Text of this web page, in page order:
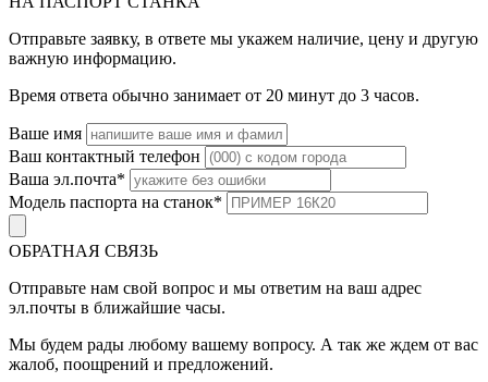
Отправьте заявку, в ответе мы укажем наличие, цену и другую
важную информацию.
Время ответа обычно занимает от 20 минут до 3 часов.
Ваше имя
Ваш контактный телефон
Ваша эл.почта*
Модель паспорта на станок*
ОБРАТНАЯ СВЯЗЬ
Отправьте нам свой вопрос и мы ответим на ваш адрес
эл.почты в ближайшие часы.
Мы будем рады любому вашему вопросу. А так же ждем от вас
жалоб, поощрений и предложений.